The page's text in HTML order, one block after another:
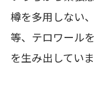
樽を多用しない
等、テロワール
を生み出していま